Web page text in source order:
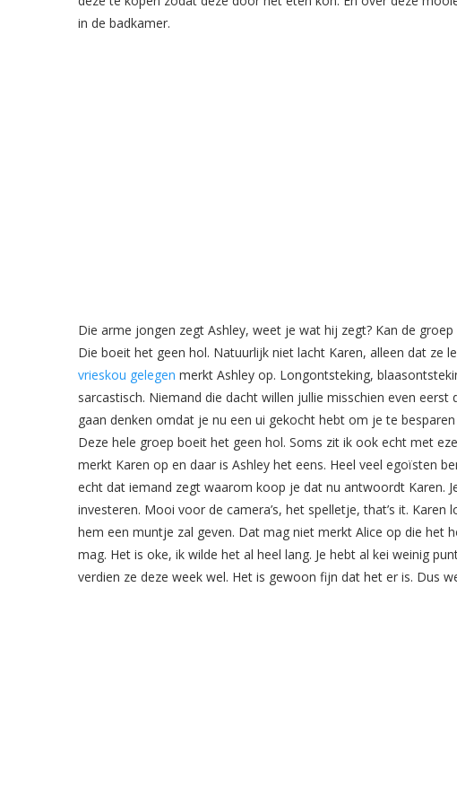
in de badkamer.
Die arme jongen zegt Ashley, weet je wat hij zegt? Kan de
Die boeit het geen hol. Natuurlijk niet lacht Karen, alleen dat ze
vrieskou gelegen merkt Ashley op. Longontsteking,
sarcastisch. Niemand die dacht willen jullie misschien even
gaan denken omdat je nu een ui gekocht hebt om je te
Deze hele groep boeit het geen hol. Soms zit ik ook echt met
merkt Karen op en daar is Ashley het eens. Heel veel egoïsten
echt dat iemand zegt waarom koop je dat nu antwoordt Karen.
investeren. Mooi voor de camera’s, het spelletje, that’s it.
hem een muntje zal geven. Dat mag niet merkt Alice op die het
mag. Het is oke, ik wilde het al heel lang. Je hebt al kei weinig
verdien ze deze week wel. Het is gewoon fijn dat het er is. Dus